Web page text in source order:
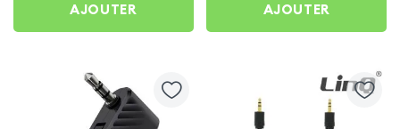
AJOUTER AJOUTER